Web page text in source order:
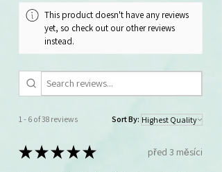
This product doesn't have any reviews
yet, so check out our other reviews
instead.
1 - 6 of 38 reviews Sort By:
★★★★★ před 3 měsíci